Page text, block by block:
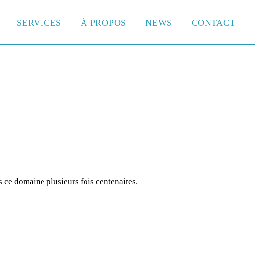
SERVICES À PROPOS NEWS CONTACT
ce domaine plusieurs fois centenaires.